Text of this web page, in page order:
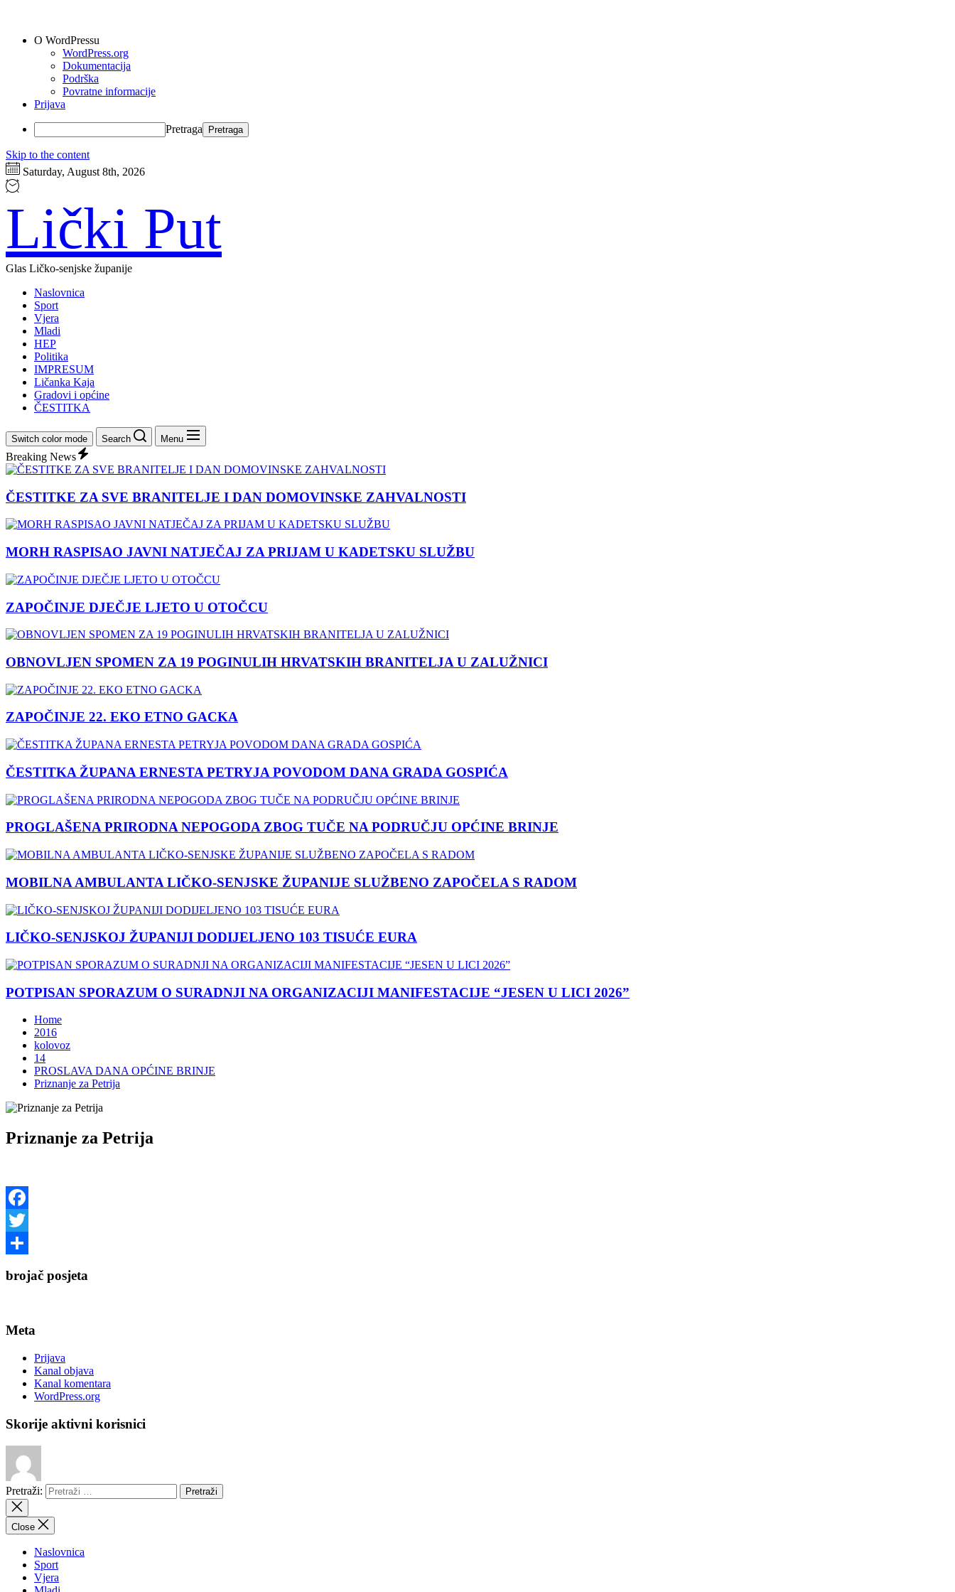
O WordPressu
WordPress.org
Dokumentacija
Podrška
Povratne informacije
Prijava
Pretraga
Skip to the content
Saturday, August 8th, 2026
Lički Put
Glas Ličko-senjske županije
Naslovnica
Sport
Vjera
Mladi
HEP
Politika
IMPRESUM
Ličanka Kaja
Gradovi i općine
ČESTITKA
Switch color mode Search Menu
Breaking News
ČESTITKE ZA SVE BRANITELJE I DAN DOMOVINSKE ZAHVALNOSTI
MORH RASPISAO JAVNI NATJEČAJ ZA PRIJAM U KADETSKU SLUŽBU
ZAPOČINJE DJEČJE LJETO U OTOČCU
OBNOVLJEN SPOMEN ZA 19 POGINULIH HRVATSKIH BRANITELJA U ZALUŽNICI
ZAPOČINJE 22. EKO ETNO GACKA
ČESTITKA ŽUPANA ERNESTA PETRYJA POVODOM DANA GRADA GOSPIĆA
PROGLAŠENA PRIRODNA NEPOGODA ZBOG TUČE NA PODRUČJU OPĆINE BRINJE
MOBILNA AMBULANTA LIČKO-SENJSKE ŽUPANIJE SLUŽBENO ZAPOČELA S RADOM
LIČKO-SENJSKOJ ŽUPANIJI DODIJELJENO 103 TISUĆE EURA
POTPISAN SPORAZUM O SURADNJI NA ORGANIZACIJI MANIFESTACIJE “JESEN U LICI 2026”
Home
2016
kolovoz
14
PROSLAVA DANA OPĆINE BRINJE
Priznanje za Petrija
Priznanje za Petrija
Facebook
Twitter
brojač posjeta
Meta
Prijava
Kanal objava
Kanal komentara
WordPress.org
Skorije aktivni korisnici
Pretraži:
Close
Naslovnica
Sport
Vjera